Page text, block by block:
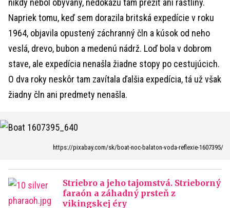
nikdy nebol obývaný, nedokážu tam prežiť ani rastliny.
Napriek tomu, keď sem dorazila britská expedície v roku
1964, objavila opustený záchranný čln a kúsok od neho
veslá, drevo, bubon a medenú nádrž. Loď bola v dobrom
stave, ale expedícia nenašla žiadne stopy po cestujúcich.
O dva roky neskôr tam zavítala ďalšia expedícia, tá už však
žiadny čln ani predmety nenašla.
https://pixabay.com/sk/boat-noc-balaton-voda-reflexie-1607395/
Striebro a jeho tajomstvá. Strieborný
faraón a záhadný prsteň z
vikingskej éry